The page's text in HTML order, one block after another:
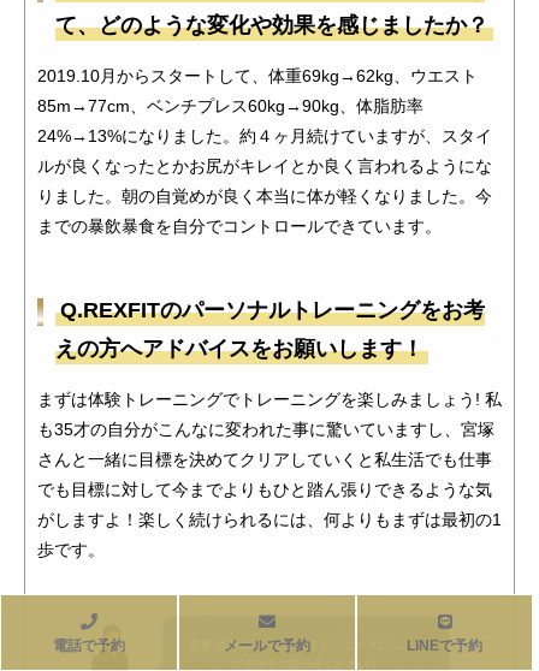
て、どのような変化や効果を感じましたか？
2019.10月からスタートして、体重69kg→62kg、ウエスト
85m→77cm、ベンチプレス60kg→90kg、体脂肪率
24%→13%になりました。約４ヶ月続けていますが、スタイ
ルが良くなったとかお尻がキレイとか良く言われるようにな
りました。朝の自覚めが良く本当に体が軽くなりました。今
までの暴飲暴食を自分でコントロールできています。
Q.REXFITのパーソナルトレーニングをお考
えの方へアドバイスをお願いします！
まずは体験トレーニングでトレーニングを楽しみましょう! 私
も35才の自分がこんなに変われた事に驚いていますし、宮塚
さんと一緒に目標を決めてクリアしていくと私生活でも仕事
でも目標に対して今までよりもひと踏ん張りできるような気
がしますよ！楽しく続けられるには、何よりもまずは最初の1
歩です。
電話で予約 メールで予約 LINEで予約